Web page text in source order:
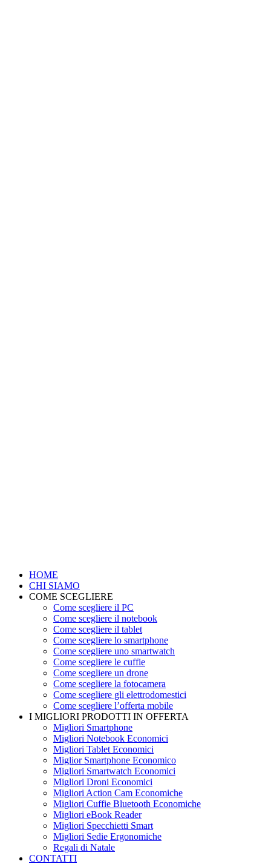
HOME
CHI SIAMO
COME SCEGLIERE
Come scegliere il PC
Come scegliere il notebook
Come scegliere il tablet
Come scegliere lo smartphone
Come scegliere uno smartwatch
Come scegliere le cuffie
Come scegliere un drone
Come scegliere la fotocamera
Come scegliere gli elettrodomestici
Come scegliere l’offerta mobile
I MIGLIORI PRODOTTI IN OFFERTA
Migliori Smartphone
Migliori Notebook Economici
Migliori Tablet Economici
Miglior Smartphone Economico
Migliori Smartwatch Economici
Migliori Droni Economici
Migliori Action Cam Economiche
Migliori Cuffie Bluetooth Economiche
Migliori eBook Reader
Migliori Specchietti Smart
Migliori Sedie Ergonomiche
Regali di Natale
CONTATTI